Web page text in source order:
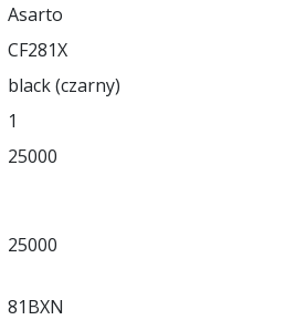
Asarto
CF281X
black (czarny)
1
25000
25000
81BXN